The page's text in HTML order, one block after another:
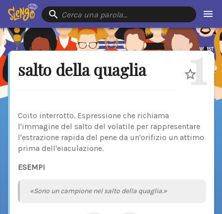
Cerca una parola…
salto della quaglia 1
Coito interrotto. Espressione che richiama
l'immagine del salto del volatile per rappresentare
l'estrazione rapida del pene da un'orifizio un attimo
prima dell'eiaculazione.
ESEMPI
«Sono un campione nel salto della quaglia.»